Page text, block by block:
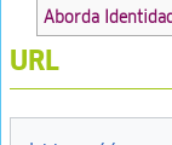
Aborda
URL